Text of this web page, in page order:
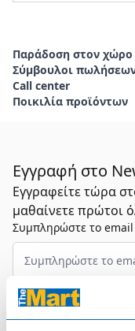
Παράδοση στον χώρο
Σύμβουλοι
Call center
Ποικιλία προϊόντων
Εγγραφή στο
Εγγραφείτε τώρα
μαθαίνετε πρώτοι
Συμπληρώστε το
Επιλέξτε τον τομέα σας